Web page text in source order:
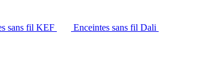
sans fil KEF
Enceintes sans fil Dali